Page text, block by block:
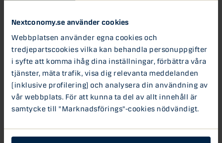
Nextconomy.se använder cookies
Webbplatsen använder egna cookies och
tredjepartscookies vilka kan behandla personuppgifter
i syfte att komma ihåg dina inställningar, förbättra våra
tjänster, mäta trafik, visa dig relevanta meddelanden
(inklusive profilering) och analysera din användning av
vår webbplats. För att kunna ta del av allt innehåll är
samtycke till "Marknadsförings"-cookies nödvändigt.
men till mer
än vad de
mer
exklusiva
varumärkena
erbjöd. De
började då
designa luckor och täckskivor anpassade efter IKEAs
mest populära stommar, PAX och METOD. Genom att ”klä
in” stommarna i luckor med hög designgrad kan då
krav på både färg och mönster.